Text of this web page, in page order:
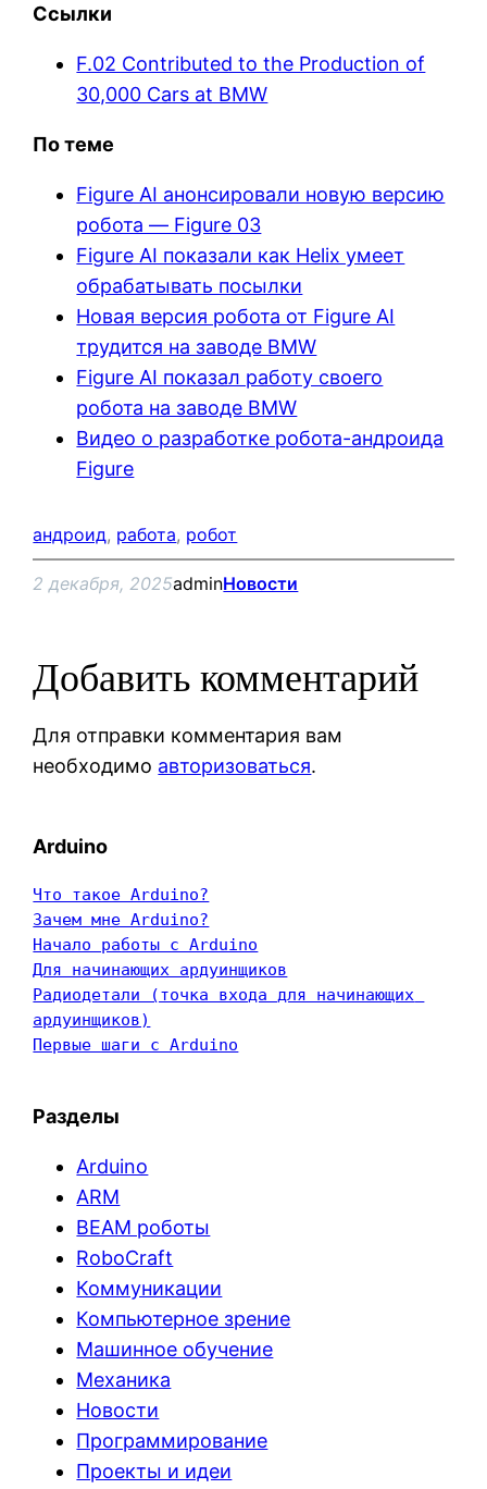
Ссылки
F.02 Contributed to the Production of
30,000 Cars at BMW
По теме
Figure AI анонсировали новую версию
робота — Figure 03
Figure AI показали как Helix умеет
обрабатывать посылки
Новая версия робота от Figure AI
трудится на заводе BMW
Figure AI показал работу своего
робота на заводе BMW
Видео о разработке робота-андроида
Figure
андроид, работа, робот
2 декабря, 2025adminНовости
Добавить комментарий
Для отправки комментария вам
необходимо авторизоваться.
Arduino
Что такое Arduino?
Зачем мне Arduino?
Начало работы с Arduino
Для начинающих ардуинщиков
Радиодетали (точка входа для начинающих
ардуинщиков)
Первые шаги с Arduino
Разделы
Arduino
ARM
BEAM роботы
RoboCraft
Коммуникации
Компьютерное зрение
Машинное обучение
Механика
Новости
Программирование
Проекты и идеи